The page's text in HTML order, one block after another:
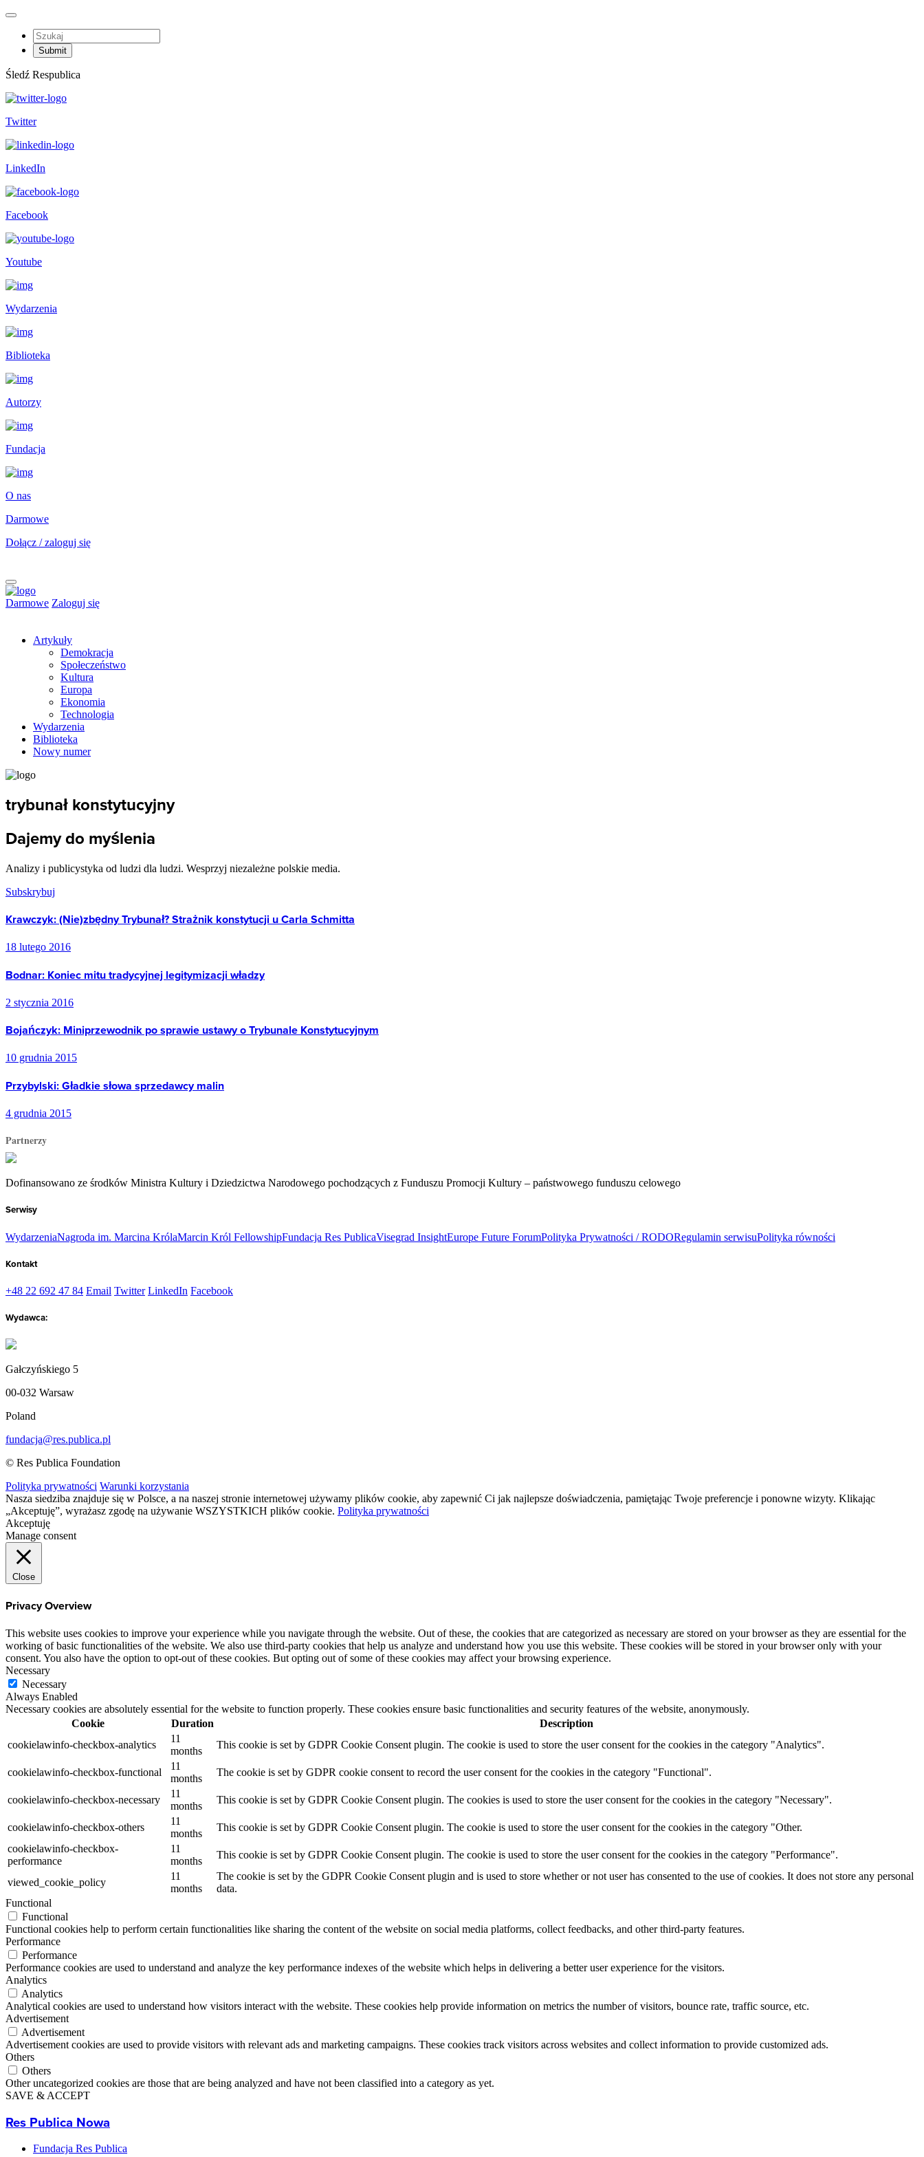
Śledź Respublica
Twitter
LinkedIn
Facebook
Youtube
Wydarzenia
Biblioteka
Autorzy
Fundacja
O nas
Darmowe
Dołącz / zaloguj się
Darmowe Zaloguj się
Artykuły
Demokracja
Społeczeństwo
Kultura
Europa
Ekonomia
Technologia
Wydarzenia
Biblioteka
Nowy numer
trybunał konstytucyjny
Dajemy do myślenia
Analizy i publicystyka od ludzi dla ludzi. Wesprzyj niezależne polskie media.
Subskrybuj
Krawczyk: (Nie)zbędny Trybunał? Strażnik konstytucji u Carla Schmitta
18 lutego 2016
Bodnar: Koniec mitu tradycyjnej legitymizacji władzy
2 stycznia 2016
Bojańczyk: Miniprzewodnik po sprawie ustawy o Trybunale Konstytucyjnym
10 grudnia 2015
Przybylski: Gładkie słowa sprzedawcy malin
4 grudnia 2015
Partnerzy
Dofinansowano ze środków Ministra Kultury i Dziedzictwa Narodowego pochodzących z Funduszu Promocji Kultury – państwowego funduszu celowego
Serwisy
WydarzeniaNagroda im. Marcina KrólaMarcin Król FellowshipFundacja Res PublicaVisegrad InsightEurope Future ForumPolityka Prywatności / RODORegulamin serwisuPolityka równości
Kontakt
+48 22 692 47 84 Email Twitter LinkedIn Facebook
Wydawca:
Gałczyńskiego 5
00-032 Warsaw
Poland
fundacja@res.publica.pl
© Res Publica Foundation
Polityka prywatności Warunki korzystania
Nasza siedziba znajduje się w Polsce, a na naszej stronie internetowej używamy plików cookie, aby zapewnić Ci jak najlepsze doświadczenia, pamiętając Twoje preferencje i ponowne wizyty. Klikając
„Akceptuję”, wyrażasz zgodę na używanie WSZYSTKICH plików cookie. Polityka prywatności
Akceptuję
Manage consent
Close
Privacy Overview
This website uses cookies to improve your experience while you navigate through the website. Out of these, the cookies that are categorized as necessary are stored on your browser as they are essential for the
working of basic functionalities of the website. We also use third-party cookies that help us analyze and understand how you use this website. These cookies will be stored in your browser only with your
consent. You also have the option to opt-out of these cookies. But opting out of some of these cookies may affect your browsing experience.
Necessary
Necessary
Always Enabled
Necessary cookies are absolutely essential for the website to function properly. These cookies ensure basic functionalities and security features of the website, anonymously.
Cookie
Duration
Description
cookielawinfo-checkbox-analytics
11
months
This cookie is set by GDPR Cookie Consent plugin. The cookie is used to store the user consent for the cookies in the category "Analytics".
cookielawinfo-checkbox-functional
11
months
The cookie is set by GDPR cookie consent to record the user consent for the cookies in the category "Functional".
cookielawinfo-checkbox-necessary
11
months
This cookie is set by GDPR Cookie Consent plugin. The cookies is used to store the user consent for the cookies in the category "Necessary".
cookielawinfo-checkbox-others
11
months
This cookie is set by GDPR Cookie Consent plugin. The cookie is used to store the user consent for the cookies in the category "Other.
cookielawinfo-checkbox-
performance
11
months
This cookie is set by GDPR Cookie Consent plugin. The cookie is used to store the user consent for the cookies in the category "Performance".
viewed_cookie_policy
11
months
The cookie is set by the GDPR Cookie Consent plugin and is used to store whether or not user has consented to the use of cookies. It does not store any personal
data.
Functional
Functional
Functional cookies help to perform certain functionalities like sharing the content of the website on social media platforms, collect feedbacks, and other third-party features.
Performance
Performance
Performance cookies are used to understand and analyze the key performance indexes of the website which helps in delivering a better user experience for the visitors.
Analytics
Analytics
Analytical cookies are used to understand how visitors interact with the website. These cookies help provide information on metrics the number of visitors, bounce rate, traffic source, etc.
Advertisement
Advertisement
Advertisement cookies are used to provide visitors with relevant ads and marketing campaigns. These cookies track visitors across websites and collect information to provide customized ads.
Others
Others
Other uncategorized cookies are those that are being analyzed and have not been classified into a category as yet.
SAVE & ACCEPT
Res Publica Nowa
Fundacja Res Publica